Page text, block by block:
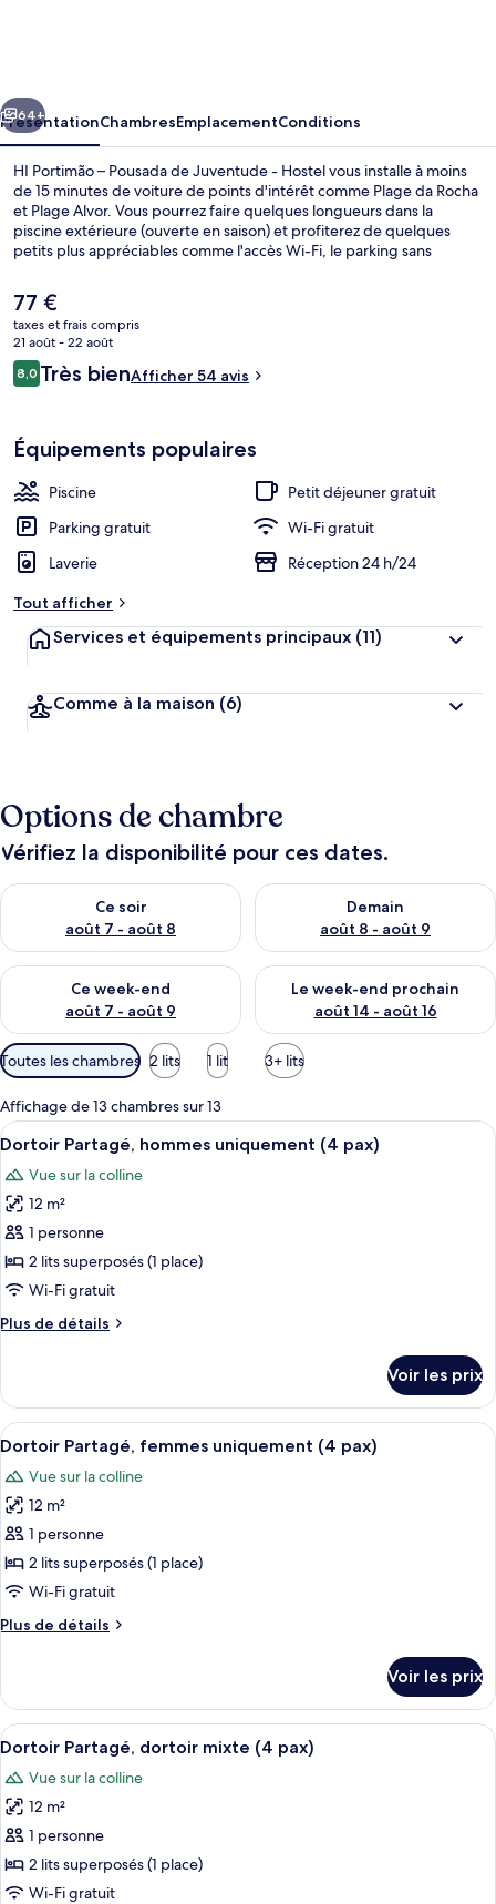
de
Juventude
Hostel
Suivant
64+
PrésentationChambresEmplacementConditions
HI Portimão – Pousada de Juventude - Hostel vous installe à moins
de 15 minutes de voiture de points d'intérêt comme Plage da Rocha
et Plage Alvor. Vous pourrez faire quelques longueurs dans la
piscine extérieure (ouverte en saison) et profiterez de quelques
petits plus appréciables comme l'accès Wi-Fi, le parking sans
08 h 30 et 10 h 00. Au menu des petits plus offerts sur place, on
trouve une terrasse et un jardin. Sympa non ?
Le
prix
actuel
est
de
77 €
taxes et frais compris
21 août - 22 août
Avis
voyageurs
8,08,0 sur 10
Très bienAfficher 54 avis
Équipements populaires
Piscine
Petit déjeuner gratuit
Parking gratuit
Wi-Fi gratuit
Laverie
Réception 24 h/24
Tout afficher
Services et équipements principaux (11)
Comme à la maison (6)
Options de chambre
Vérifiez la disponibilité pour ces dates.
Ce soir
août 7 - août 8
Vérifier la disponibilité pour ce soir août 7 - août 8
Demain
août 8 - août 9
Vérifier la disponibilité pour
Ce week-end
août 7 - août 9
Vérifier la disponibilité pour ce week-end août 7 - août 9
Le week-end prochain
août 14 - août 16
Vérifier la disponibilité pour
Filtres
disponibles
pour
les
chambres
Toutes les chambres 2 lits 1 lit 3+ lits
Affichage de 13 chambres sur 13
Afficher
toutes
les
photos
pour
ce
type
chambre :
hommes
uniquement
(4
pax)
Une chambre avec deux lits
8
Dortoir Partagé, hommes uniquement (4 pax)
Vue sur la colline
12 m²
1 personne
2 lits superposés (1 place)
Wi-Fi gratuit
Plus de détails
Plus
le
type
de
Dortoir
Partagé,
hommes
uniquement
(4
pax)
Voir les prix
Afficher
toutes
les
photos
pour
ce
type
chambre :
femmes
uniquement
(4
pax)
Une chambre avec deux lits
9
Dortoir Partagé, femmes uniquement (4 pax)
Vue sur la colline
12 m²
1 personne
2 lits superposés (1 place)
Wi-Fi gratuit
Plus de détails
Plus
le
type
de
Dortoir
Partagé,
femmes
uniquement
(4
pax)
Voir les prix
Afficher
toutes
les
photos
pour
ce
type
Une chambre avec deux lits
7
Dortoir Partagé, dortoir mixte (4 pax)
Vue sur la colline
12 m²
1 personne
2 lits superposés (1 place)
Wi-Fi gratuit